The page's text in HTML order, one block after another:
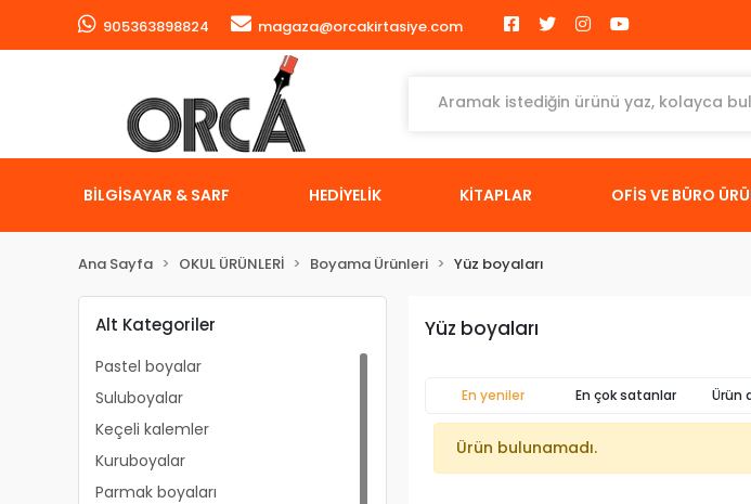
905363898824 magaza@orcakirtasiye.com
BİLGİSAYAR & SARF HEDİYELİK KİTAPLAR OFİS VE BÜRO
Ana Sayfa OKUL ÜRÜNLERİ Boyama Ürünleri Yüz boyaları
Alt Kategoriler
Pastel boyalar
Suluboyalar
Keçeli kalemler
Kuruboyalar
Parmak boyaları
Yüz boyaları
En yeniler En çok satanlar Ürün
Ürün bulunamadı.